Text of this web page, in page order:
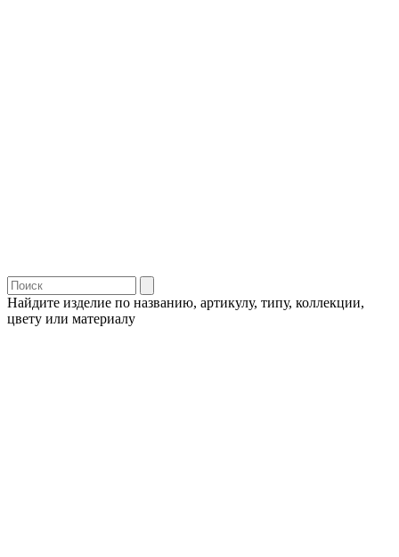
Найдите изделие по названию, артикулу, типу, коллекции,
цвету или материалу